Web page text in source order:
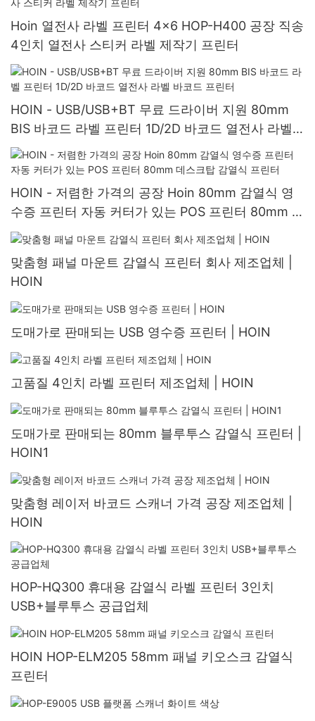
Hoin 열전사 라벨 프린터 4x6 HOP-H400 공장 직송
4인치 열전사 스티커 라벨 제작기 프린터
HOIN - USB/USB+BT 무료 드라이버 지원 80mm
BIS 바코드 라벨 프린터 1D/2D 바코드 열전사 라벨
바코드 프린터
HOIN - 저렴한 가격의 공장 Hoin 80mm 감열식 영
수증 프린터 자동 커터가 있는 POS 프린터 80mm 데
스크탑 감열식 프린터
맞춤형 패널 마운트 감열식 프린터 회사 제조업체 |
HOIN
도매가로 판매되는 USB 영수증 프린터 | HOIN
고품질 4인치 라벨 프린터 제조업체 | HOIN
도매가로 판매되는 80mm 블루투스 감열식 프린터 |
HOIN1
맞춤형 레이저 바코드 스캐너 가격 공장 제조업체 |
HOIN
HOP-HQ300 휴대용 감열식 라벨 프린터 3인치
USB+블루투스 공급업체
HOIN HOP-ELM205 58mm 패널 키오스크 감열식
프린터